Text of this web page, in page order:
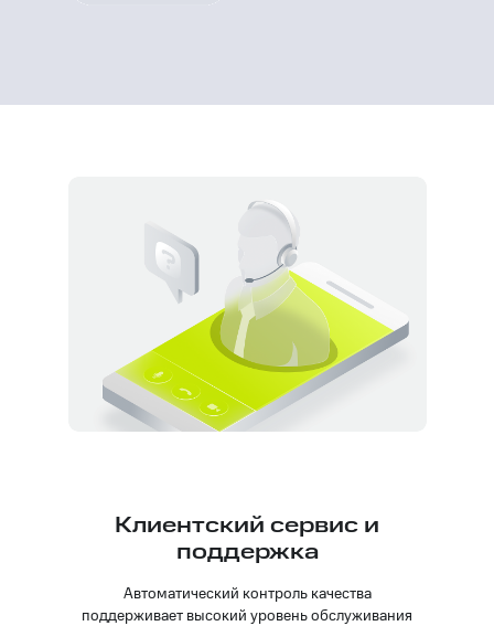
Клиентский сервис и
поддержка
Автоматический контроль качества
поддерживает высокий уровень обслуживания